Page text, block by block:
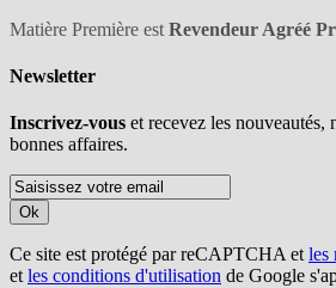
Matière Première est Revendeur Agréé
Newsletter
Inscrivez-vous et recevez les nouveautés,
bonnes affaires.
Ok
Ce site est protégé par reCAPTCHA etles
etles conditions d'utilisation de Google